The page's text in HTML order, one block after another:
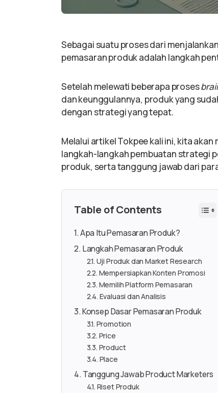
Sebagai suatu proses dari
pemasaran produk adalah langkah
Setelah melewati beberapa proses
dan keunggulannya, produk yang
dengan strategi yang tepat.
Melalui artikel Tokpee kali ini, kita
langkah-langkah pembuatan strategi
produk, serta tanggung jawab dari
Table of Contents
Apa Itu Pemasaran Produk?
Langkah Pemasaran Produk
Uji Produk dan Market Research
Mempersiapkan Konten Promosi
Memilih Platform Pemasaran
Evaluasi dan Analisis
Konsep Dasar Pemasaran Produk
Promotion
Price
Product
Place
Tanggung Jawab Product Marketers
Riset Produk